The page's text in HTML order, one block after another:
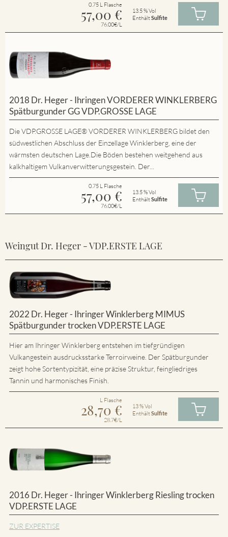
0.75 L Flasche
57,00 €
76.00€/L
13.5 % Vol
EnthältSulfite
2018 Dr. Heger - Ihringen VORDERER WINKLERBERG
Spätburgunder GG VDP.GROSSE LAGE
Die VDP.GROSSE LAGE® VORDERER WINKLERBERG bildet den
südwestlichen Abschluss der Einzellage Winklerberg, eine der
wärmsten deutschen Lage.Die Böden bestehen weitgehend aus
kalkhaltigem Vulkanverwitterungsgestein. Der...
0.75 L Flasche
57,00 €
76.00€/L
13.5 % Vol
EnthältSulfite
Weingut Dr. Heger - VDP.ERSTE LAGE
2022 Dr. Heger - Ihringer Winklerberg MIMUS
Spätburgunder trocken VDP.ERSTE LAGE
Hier am Ihringer Winklerberg entstehen im tiefgründigen
Vulkangestein ausdrucksstarke Terroirweine. Der Spätburgunder
zeigt hohe Sortentypizität, eine präzise Struktur, feingliedriges
Tannin und harmonisches Finish.
L Flasche
28,70 €
28.7€/L
13 % Vol
EnthältSulfite
2016 Dr. Heger - Ihringer Winklerberg Riesling trocken
VDP.ERSTE LAGE
ZUR EXPERTISE